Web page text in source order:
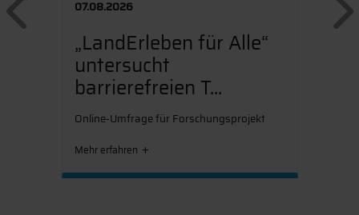
07.08.2026
„LandErleben für Alle“
untersucht
barrierefreien T...
Online-Umfrage für Forschungsprojekt
Mehr erfahren